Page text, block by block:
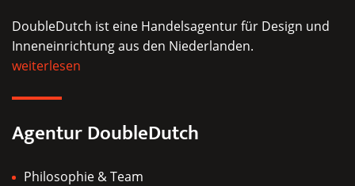
DoubleDutch ist eine Handelsagentur für Design und
Inneneinrichtung aus den Niederlanden.
weiterlesen
Agentur DoubleDutch
Philosophie & Team